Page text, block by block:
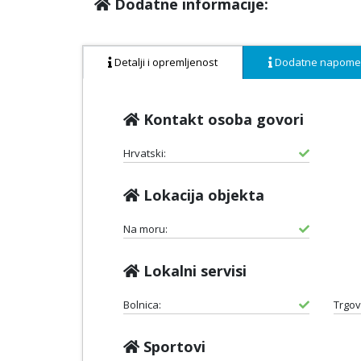
Detalji i opremljenost Dodatne
Kontakt osoba govori
Hrvatski:
Lokacija objekta
Na moru:
Lokalni servisi
Bolnica:
Sportovi